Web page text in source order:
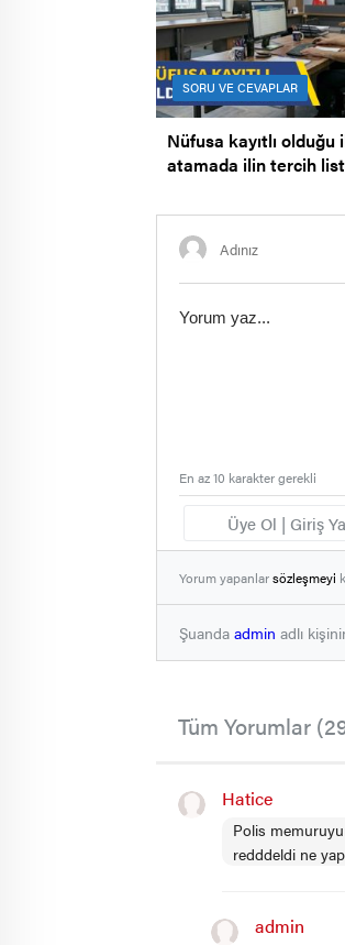
SORU VE CEVAPLAR
Nüfusa kayıtlı olduğu
atamada ilin tercih
Üye Ol | Giriş
En az 10 karakter gerekli
Yorum yapanlarsözleşmeyi
Şuanda admin adlı
Tüm Yorumlar
Hatice
Polis
redddeldi ne
admin